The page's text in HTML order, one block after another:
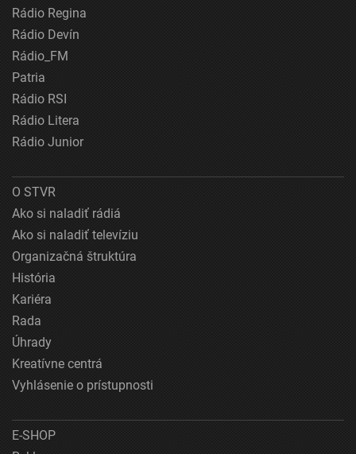
Rádio Regina
Rádio Devín
Rádio_FM
Patria
Rádio RSI
Rádio Litera
Rádio Junior
O STVR
Ako si naladiť rádiá
Ako si naladiť televíziu
Organizačná štruktúra
História
Kariéra
Rada
Úhrady
Kreatívne centrá
Vyhlásenie o prístupnosti
E-SHOP